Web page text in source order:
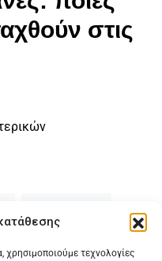
χρησιμοποιούμε τεχνολογίες
στις